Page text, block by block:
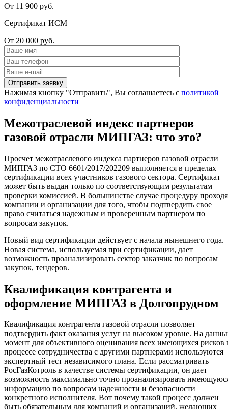
От 11 900 руб.
Сертификат ИСМ
От 20 000 руб.
Нажимая кнопку "Отправить", Вы соглашаетесь с политикой
конфиденциальности
Межотраслевой индекс партнеров
газовой отрасли МИПГАЗ: что это?
Просчет межотраслевого индекса партнеров газовой отрасли
МИПГАЗ по СТО 6601/2017/202209 выполняется в пределах
сертификации всех участников газового сектора. Сертификат
может быть выдан только по соответствующим результатам
проверки комиссией. В большинстве случае процедуру
компании и организации для того, чтобы подтвердить свое
право считаться надежным и проверенным партнером по
вопросам закупок.
Новый вид сертификации действует с начала нынешнего года.
Новая система, используемая при сертификации, дает
возможность проанализировать сектор заказчик по вопросам
закупок, тендеров.
Квалификация контрагента и
оформление МИПГАЗ в Долгопрудном
Квалификация контрагента газовой отрасли позволяет
подтвердить факт оказания услуг на высоком уровне. На
момент для объективного оценивания всех имеющихся рисков
процессе сотрудничества с другими партнерами используются
экспертный тест независимого плана. Если рассматривать
РосГазКотроль в качестве системы сертификации, он дает
возможность максимально точно проанализировать
информацию по вопросам надежности и безопасности
конкретного исполнителя. Вот почему такой процесс должен
быть обязательным для компаний и организаций, желающих